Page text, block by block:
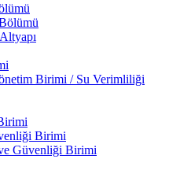
Birimi / Su Verimliliği
Birimi
Güvenliği Birimi